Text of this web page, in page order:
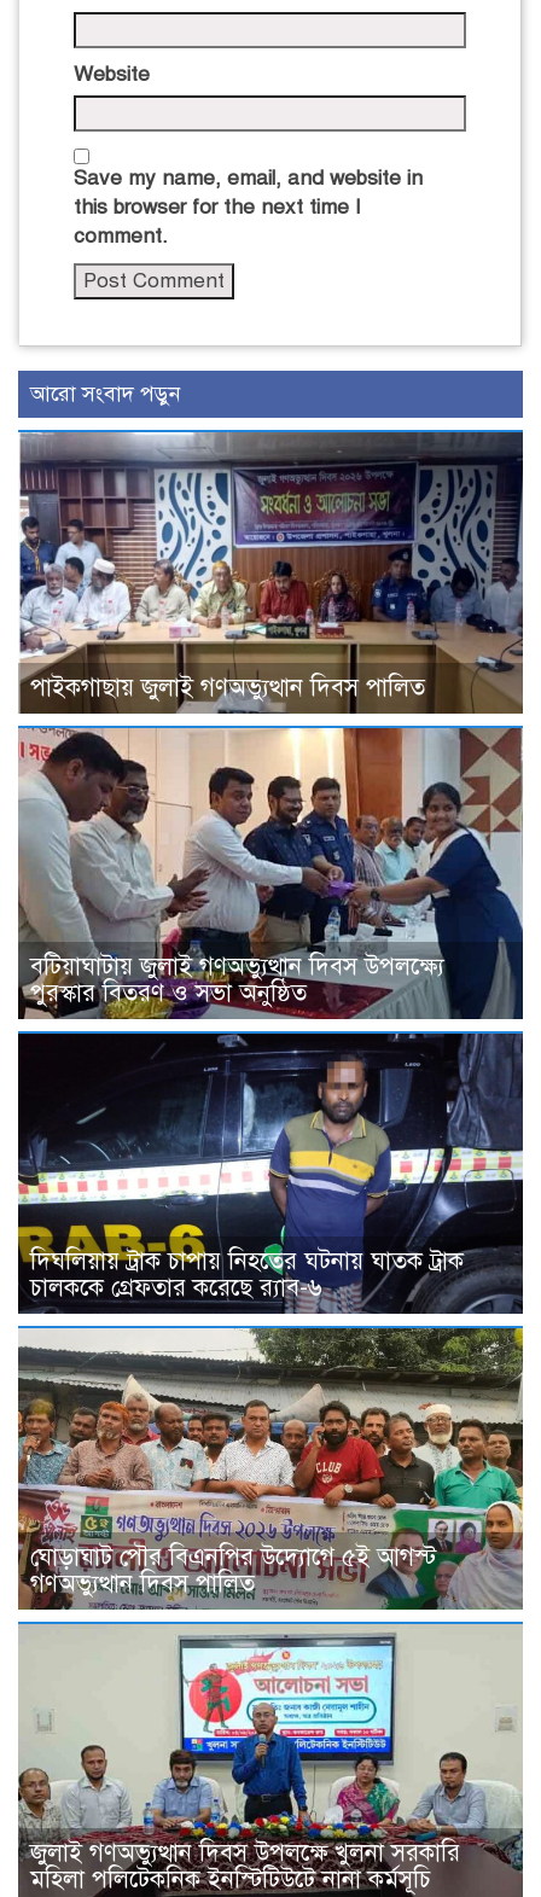
Website
Save my name, email, and website in
this browser for the next time I
comment.
আরো সংবাদ পড়ুন
পাইকগাছায় জুলাই গণঅভ্যুত্থান দিবস পালিত
বটিয়াঘাটায় জুলাই গণঅভ্যুত্থান দিবস উপলক্ষ্যে
পুরস্কার বিতরণ ও সভা অনুষ্ঠিত
দিঘলিয়ায় ট্রাক চাপায় নিহতের ঘটনায় ঘাতক ট্রাক
চালককে গ্রেফতার করেছে র‍্যাব-৬
ঘোড়াঘাট পৌর বিএনপির উদ্যোগে ৫ই আগস্ট
গণঅভ্যুত্থান দিবস পালিত
জুলাই গণঅভ্যুত্থান দিবস উপলক্ষে খুলনা সরকারি
মহিলা পলিটেকনিক ইনস্টিটিউটে নানা কর্মসূচি